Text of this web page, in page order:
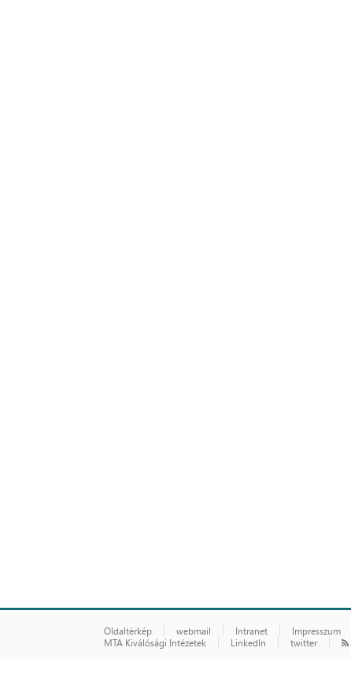
Oldaltérkép webmail Intranet Impresszum
MTA Kiválósági Intézetek
LinkedIn twitter